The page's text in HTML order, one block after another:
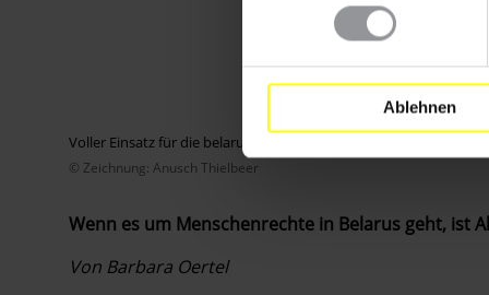
Ablehnen
Voller Einsatz für die belarussische Zivilgesellschaft: Ales Bialiatski
© Zeichnung: Anusch Thielbeer
Wenn es um Menschenrechte in Belarus geht, ist
Von Barbara Oertel